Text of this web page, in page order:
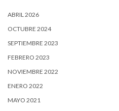
ABRIL 2026
OCTUBRE 2024
SEPTIEMBRE 2023
FEBRERO 2023
NOVIEMBRE 2022
ENERO 2022
MAYO 2021